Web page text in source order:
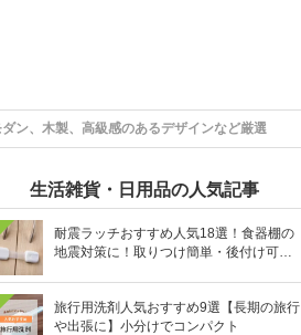
ン、木製、高級感のあるデザインなど厳選
生活雑貨・日用品の人気記事
耐震ラッチおすすめ人気18選！食器棚の
地震対策に！取りつけ簡単・後付け可能
旅行用洗剤人気おすすめ9選【長期の旅行
や出張に】小分けでコンパクト